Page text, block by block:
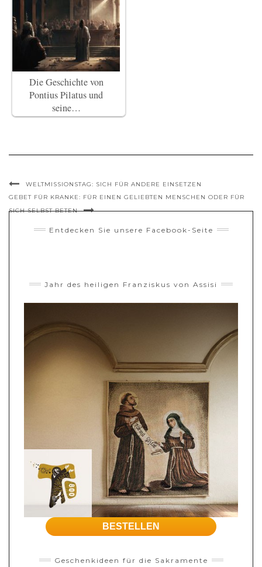
Die Geschichte von
Pontius Pilatus und
seine…
WELTMISSIONSTAG: SICH FÜR ANDERE EINSETZEN
GEBET FÜR KRANKE: FÜR EINEN GELIEBTEN MENSCHEN ODER FÜR
SICH SELBST BETEN
Entdecken Sie unsere Facebook-Seite
Jahr des heiligen Franziskus von Assisi
BESTELLEN
Geschenkideen für die Sakramente